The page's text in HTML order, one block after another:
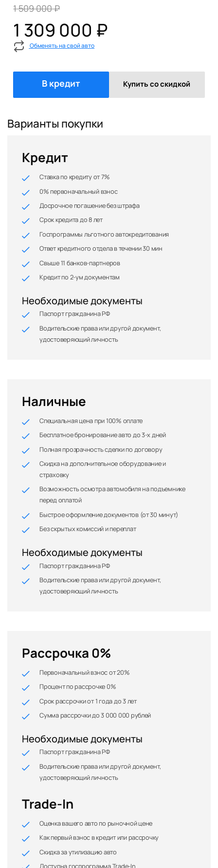
1 509 000 ₽
1 309 000 ₽
Обменять на свой авто
В кредит Купить со скидкой
Варианты покупки
Кредит
Ставка по кредиту от 7%
0% первоначальный взнос
Досрочное погашение без штрафа
Срок кредита до 8 лет
Госпрограммы льготного автокредитования
Ответ кредитного отдела в течении 30 мин
Свыше 11 банков-партнеров
Кредит по 2-ум документам
Необходимые документы
Паспорт гражданина РФ
Водительские права или другой документ,
удостоверяющий личность
Наличные
Специальная цена при 100% оплате
Бесплатное бронирование авто до 3-х дней
Полная прозрачность сделки по договору
Скидка на дополнительное оборудование и
страховку
Возможность осмотра автомобиля на подъемнике
перед оплатой
Быстрое оформление документов (от 30 минут)
Без скрытых комиссий и переплат
Необходимые документы
Паспорт гражданина РФ
Водительские права или другой документ,
удостоверяющий личность
Рассрочка 0%
Первоначальный взнос от 20%
Процент по рассрочке 0%
Срок рассрочки от 1 года до 3 лет
Сумма рассрочки до 3 000 000 рублей
Необходимые документы
Паспорт гражданина РФ
Водительские права или другой документ,
удостоверяющий личность
Trade-In
Оценка вашего авто по рыночной цене
Как первый взнос в кредит или рассрочку
Скидка за утилизацию авто
Доступна госпрограмма Trade-In